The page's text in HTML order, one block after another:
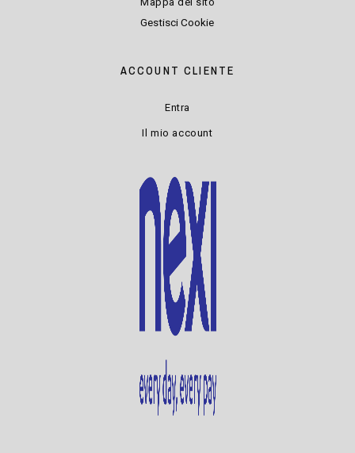
Gestisci Cookie
ACCOUNT CLIENTE
Entra
Il mio account